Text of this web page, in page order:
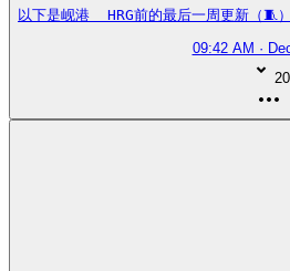
以下是岘港  HRG前的最后一周更新
09:42 AM ·
20